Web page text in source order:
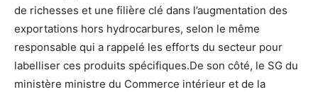
de richesses et une filière clé dans l’augmentation des
exportations hors hydrocarbures, selon le même
responsable qui a rappelé les efforts du secteur pour
labelliser ces produits spécifiques.De son côté, le SG du
ministère ministre du Commerce intérieur et de la